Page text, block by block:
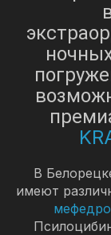
В
имеют